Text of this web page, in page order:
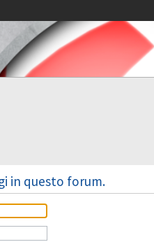
in questo forum.